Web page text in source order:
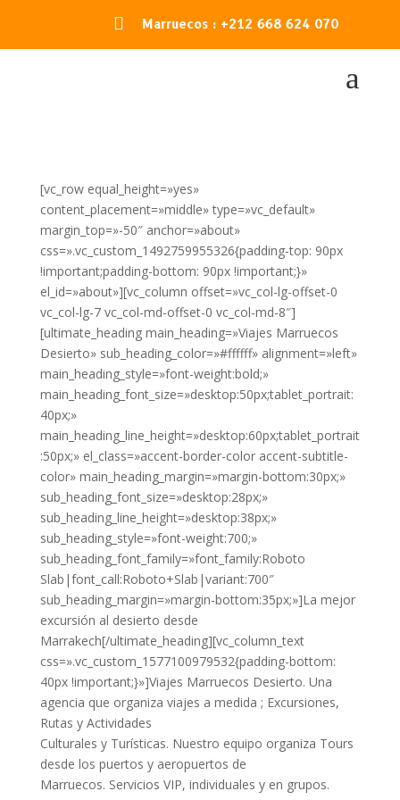
 Marruecos : +212 668 624 070
a
[vc_row equal_height=»yes»
content_placement=»middle» type=»vc_default»
margin_top=»-50″ anchor=»about»
css=».vc_custom_1492759955326{padding-top: 90px
!important;padding-bottom: 90px !important;}»
el_id=»about»][vc_column offset=»vc_col-lg-offset-0
vc_col-lg-7 vc_col-md-offset-0 vc_col-md-8″]
[ultimate_heading main_heading=»Viajes Marruecos
Desierto» sub_heading_color=»#ffffff» alignment=»left»
main_heading_style=»font-weight:bold;»
main_heading_font_size=»desktop:50px;tablet_portrait:
40px;»
main_heading_line_height=»desktop:60px;tablet_portrait
:50px;» el_class=»accent-border-color accent-subtitle-
color» main_heading_margin=»margin-bottom:30px;»
sub_heading_font_size=»desktop:28px;»
sub_heading_line_height=»desktop:38px;»
sub_heading_style=»font-weight:700;»
sub_heading_font_family=»font_family:Roboto
Slab|font_call:Roboto+Slab|variant:700″
sub_heading_margin=»margin-bottom:35px;»]La mejor
excursión al desierto desde
Marrakech[/ultimate_heading][vc_column_text
css=».vc_custom_1577100979532{padding-bottom:
40px !important;}»]Viajes Marruecos Desierto. Una
agencia que organiza viajes a medida ; Excursiones,
Rutas y Actividades
Culturales y Turísticas. Nuestro equipo organiza Tours
desde los puertos y aeropuertos de
Marruecos. Servicios VIP, individuales y en grupos.